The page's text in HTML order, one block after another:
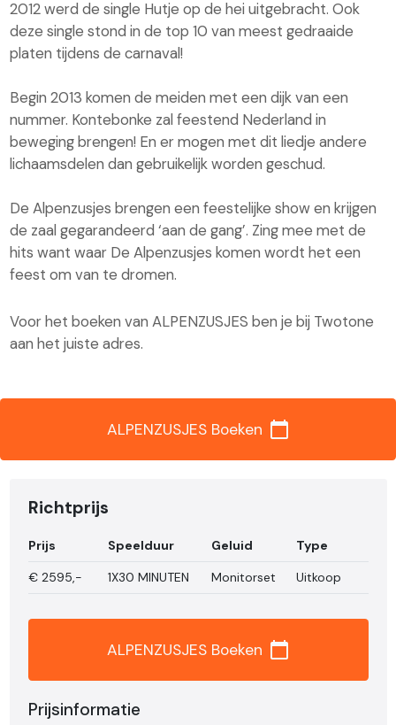
2012 werd de single Hutje op de hei uitgebracht. Ook
deze single stond in de top 10 van meest gedraaide
platen tijdens de carnaval!
Begin 2013 komen de meiden met een dijk van een
nummer. Kontebonke zal feestend Nederland in
beweging brengen! En er mogen met dit liedje andere
lichaamsdelen dan gebruikelijk worden geschud.
De Alpenzusjes brengen een feestelijke show en krijgen
de zaal gegarandeerd ‘aan de gang’. Zing mee met de
hits want waar De Alpenzusjes komen wordt het een
feest om van te dromen.
Voor het boeken van ALPENZUSJES ben je bij Twotone
aan het juiste adres.
ALPENZUSJES Boeken calendar_today
Richtprijs
Prijs Speelduur Geluid
Type
€ 2595,- 1X30 MINUTEN Monitorset Uitkoop
ALPENZUSJES Boeken calendar_today
Prijsinformatie